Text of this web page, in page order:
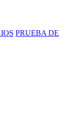
PRUEBA DE